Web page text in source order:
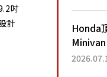
吋
計
運動化
備專屬
Honda
「真皮